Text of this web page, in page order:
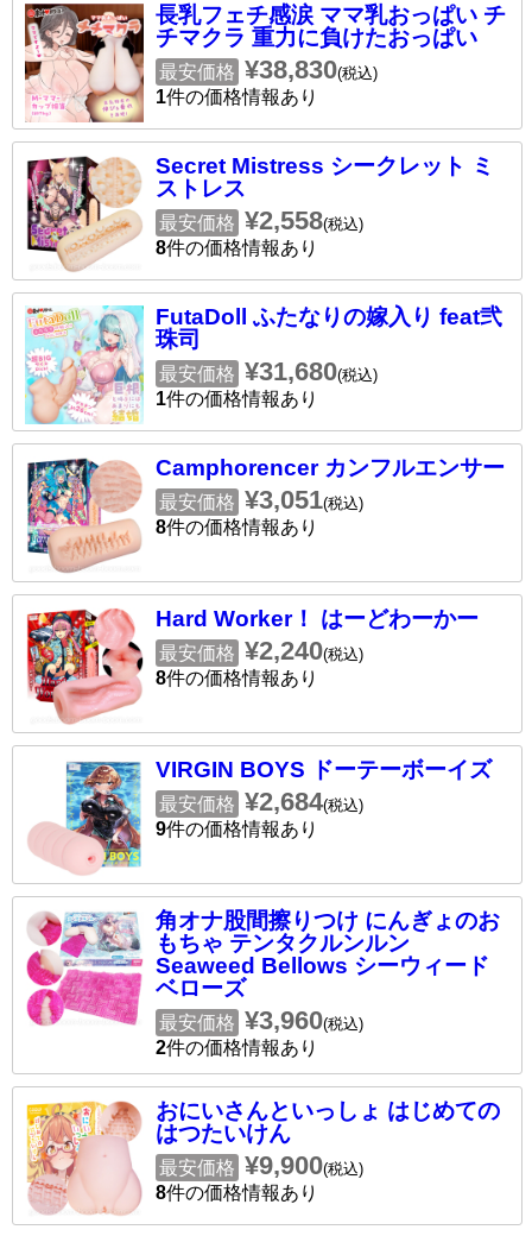
長乳フェチ感涙 ママ乳おっぱい チ
チマクラ 重力に負けたおっぱい
最安価格 ¥38,830(税込)
1件の価格情報あり
Secret Mistress シークレット ミ
ストレス
最安価格 ¥2,558(税込)
8件の価格情報あり
FutaDoll ふたなりの嫁入り feat弐
珠司
最安価格 ¥31,680(税込)
1件の価格情報あり
Camphorencer カンフルエンサー
最安価格 ¥3,051(税込)
8件の価格情報あり
Hard Worker！ はーどわーかー
最安価格 ¥2,240(税込)
8件の価格情報あり
VIRGIN BOYS ドーテーボーイズ
最安価格 ¥2,684(税込)
9件の価格情報あり
角オナ股間擦りつけ にんぎょのお
もちゃ テンタクルンルン
Seaweed Bellows シーウィード
ベローズ
最安価格 ¥3,960(税込)
2件の価格情報あり
おにいさんといっしょ はじめての
はつたいけん
最安価格 ¥9,900(税込)
8件の価格情報あり